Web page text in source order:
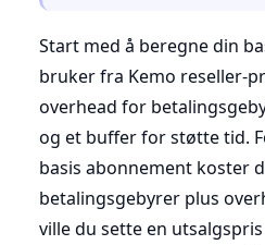
Start med å beregne din
bruker fra Kemo reseller-
overhead for
og et buffer for støtte tid.
basis abonnement koster
betalingsgebyrer plus
ville du sette en